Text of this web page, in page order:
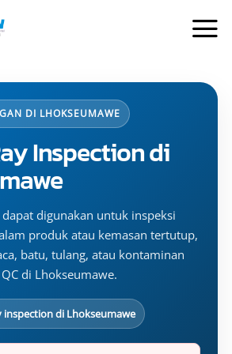
DI LHOKSEUMAWE
Inspection di
digunakan untuk inspeksi
produk atau kemasan tertutup,
batu, tulang, atau kontaminan
di Lhokseumawe.
inspection di Lhokseumawe